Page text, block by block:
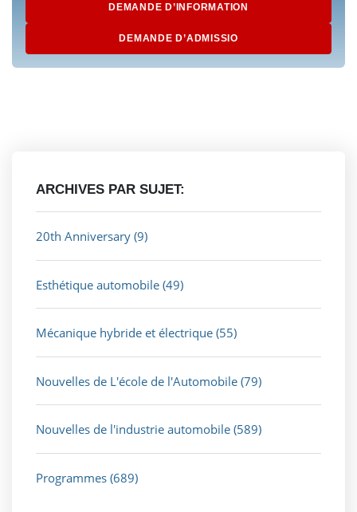
DEMANDE D’INFORMATION
DEMANDE D’ADMISSIO
ARCHIVES PAR SUJET:
20th Anniversary (9)
Esthétique automobile (49)
Mécanique hybride et électrique (55)
Nouvelles de L'école de l'Automobile (79)
Nouvelles de l'industrie automobile (589)
Programmes (689)